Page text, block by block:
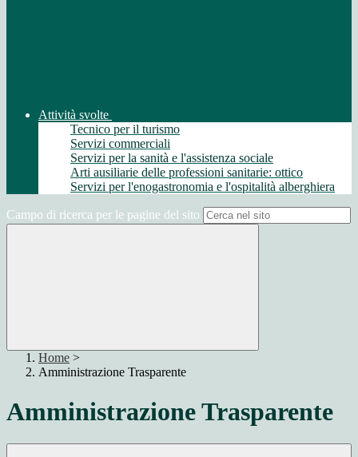
Attività svolte
Tecnico per il turismo
Servizi commerciali
Servizi per la sanità e l'assistenza sociale
Arti ausiliarie delle professioni sanitarie: ottico
Servizi per l'enogastronomia e l'ospitalità alberghiera
Campo di ricerca per le pagine del sito
Home >
Amministrazione Trasparente
Amministrazione Trasparente